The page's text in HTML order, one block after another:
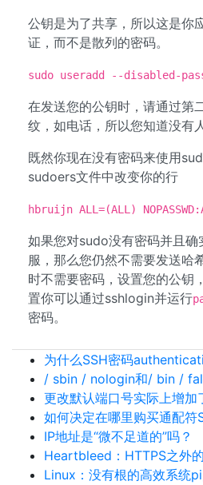
公钥是为了共享，所以这是你
证，而不是散列的密码。
sudo useradd --disabled-
在发送您的公钥时，请通过第
纹，如电话，所以您知道没有
既然你现在没有密码来使用
sudoers文件中改变你的行
hbruijn ALL=(ALL)
如果您对sudo没有密码并且确
服，那么您仍然不需要发送哈
时不需要密码，设置您的公钥
置你可以通过sshlogin并运行
密码。
为什么SSH密码
/ sbin / nologin和/ bin /
更改默认端口号实际上增加
如何决定在哪里购买通配符
IP地址是“微不足道的”吗？
Heartbleed：HTTPS之外
Linux：没有根的高效系统